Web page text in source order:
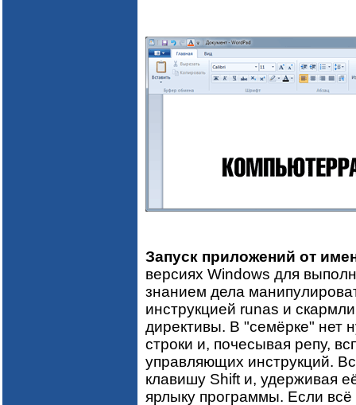
Запуск приложений от
версиях Windows для
знанием дела
инструкцией runas и
директивы. В "семёрке" нет
строки и, почесывая репу,
управляющих инструкций.
клавишу Shift и, удерживая
ярлыку программы. Если